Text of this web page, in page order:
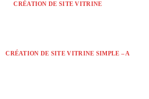
CRÉATION DE SITE VITRINE
CRÉATION DE SITE VITRINE SIMPLE – A